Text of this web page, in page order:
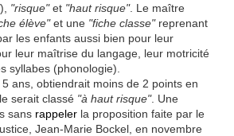
), "risque"et "haut risque". Le maître
élève"et une "fiche classe"reprenant
les enfants aussi bien pour leur
leur maîtrise du langage, leur motricité
syllabes (phonologie).
ans, obtiendrait moins de 2 points en
serait classé "à haut risque". Une
sans rappeler la proposition faite par le
Jean-Marie Bockel, en novembre